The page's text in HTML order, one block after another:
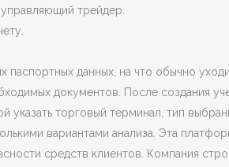
трейдер.
данных, на что обычно
документов. После создания
торговый терминал, тип
вариантами анализа. Эта
средств клиентов. Компания